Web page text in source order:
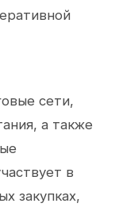
сети,
а также
в
закупках,